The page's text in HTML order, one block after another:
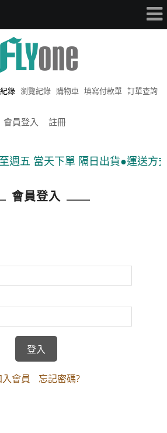
錄 瀏覽紀錄 購物車 填寫付款單 訂單查詢
會員登入 註冊
五 當天下單 隔日出貨●運送方
會員登入
會員 忘記密碼?